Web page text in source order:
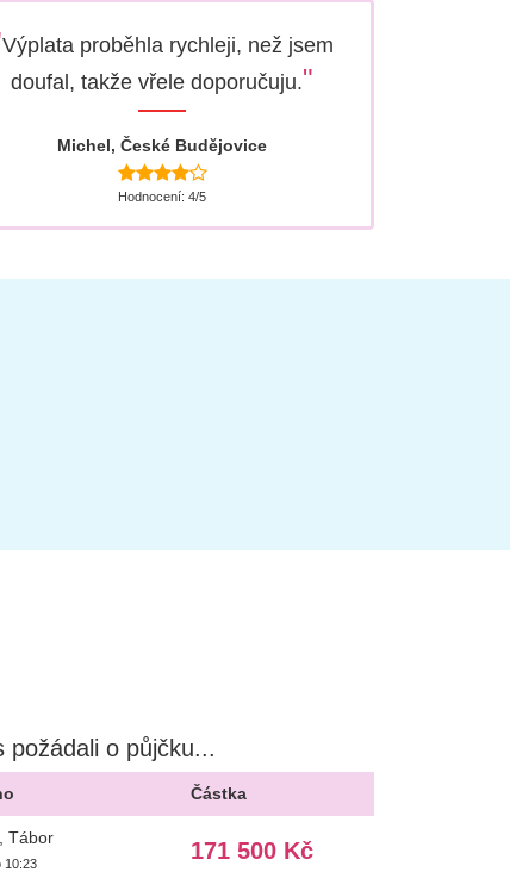
Výplata proběhla rychleji, než jsem
doufal, takže vřele doporučuju."
Michel, České Budějovice
Hodnocení: 4/5
požádali o půjčku...
Částka
Tábor
10:23 171 500 Kč